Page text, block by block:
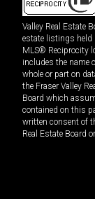
Valley Real Estate
estate listings held
MLS® Reciprocity
includes the name
whole or part on
the Fraser Valley
Board which
contained on this
written consent of
Real Estate Board